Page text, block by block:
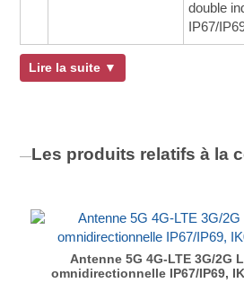
double
IP67/
Lire la suite ▼
Les produits relatifs à la
Antenne 5G 4G-LTE 3G/2G
omnidirectionnelle IP67/IP69,